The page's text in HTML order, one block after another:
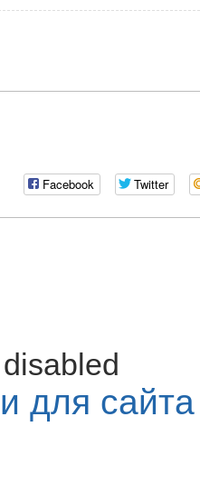
Facebook Twitter
для